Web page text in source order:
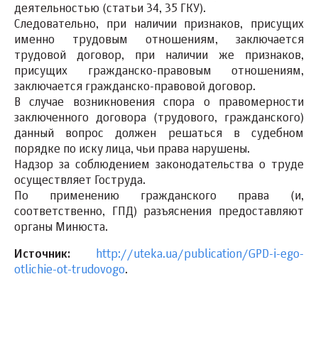
деятельностью (статьи 34, 35 ГКУ).
Следовательно, при наличии признаков, присущих
именно трудовым отношениям, заключается
трудовой договор, при наличии же признаков,
присущих гражданско-правовым отношениям,
заключается гражданско-правовой договор.
В случае возникновения спора о правомерности
заключенного договора (трудового, гражданского)
данный вопрос должен решаться в судебном
порядке по иску лица, чьи права нарушены.
Надзор за соблюдением законодательства о труде
осуществляет Гоструда.
По применению гражданского права (и,
соответственно, ГПД) разъяснения предоставляют
органы Минюста.
Источник:
http://uteka.ua/publication/GPD-i-ego-
otlichie-ot-trudovogo.